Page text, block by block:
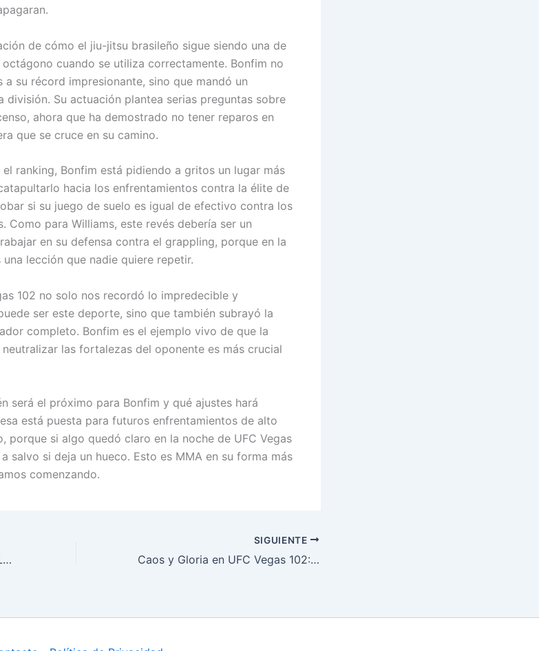
de cómo el jiu-jitsu brasileño sigue siendo una de
octágono cuando se utiliza correctamente. Bonfim no
su récord impresionante, sino que mandó un
división. Su actuación plantea serias preguntas sobre
ahora que ha demostrado no tener reparos en
que se cruce en su camino.
ranking, Bonfim está pidiendo a gritos un lugar más
hacia los enfrentamientos contra la élite de
si su juego de suelo es igual de efectivo contra los
Como para Williams, este revés debería ser un
en su defensa contra el grappling, porque en la
lección que nadie quiere repetir.
102 no solo nos recordó lo impredecible y
ser este deporte, sino que también subrayó la
completo. Bonfim es el ejemplo vivo de que la
las fortalezas del oponente es más crucial
será el próximo para Bonfim y qué ajustes hará
está puesta para futuros enfrentamientos de alto
porque si algo quedó claro en la noche de UFC Vegas
salvo si deja un hueco. Esto es MMA en su forma más
comenzando.
Nocaut impresionante en UFC: Luchador vence con espectacular patada frontal
SIGUIENTE
Caos y Gloria en UFC Vegas 102: Cannonier Domina el Octágono